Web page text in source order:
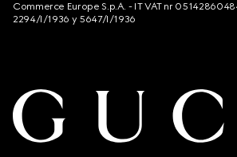
Commerce Europe S.p.A. - IT VAT nr
2294/I/1936 y 5647/I/1936